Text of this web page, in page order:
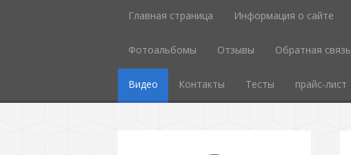
Главная страница Информация о сайте
Фотоальбомы Отзывы Обратная связь
Видео Контакты Тесты прайс-лист